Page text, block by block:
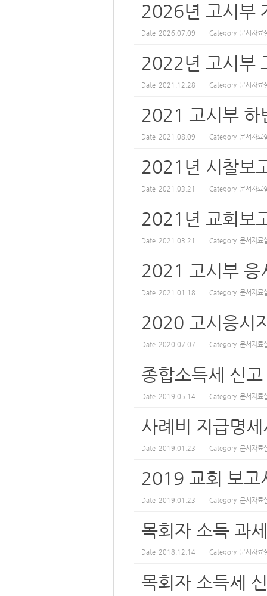
2026년 고시부
Date 2026.07.09 Category 문서자료
2022년 고시부
Date 2021.12.28 Category 문서자료
2021 고시부 하
Date 2021.08.09 Category 문서자료
2021년 시찰보
Date 2021.03.21 Category 문서자료
2021년 교회보
Date 2021.03.21 Category 문서자료
2021 고시부 응
Date 2021.01.18 Category 문서자료
2020 고시응시
Date 2020.07.07 Category 문서자료
종합소득세 신고
Date 2019.05.14 Category 문서자료
사례비 지급명
Date 2019.01.23 Category 문서자료
2019 교회 보고
Date 2019.01.23 Category 문서자료
목회자 소득 과
Date 2018.12.14 Category 문서자료
목회자 소득세